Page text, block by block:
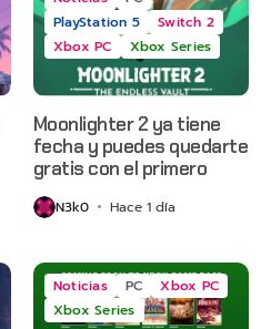
PlayStation 5
Switch 2
Xbox PC
Xbox Series
Moonlighter 2 ya tiene
fecha y puedes quedarte
gratis con el primero
N3k0 Hace 1 día
Noticias PC
Xbox PC
Xbox Series